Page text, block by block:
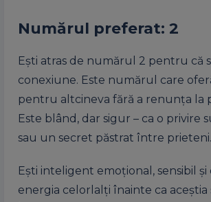
Numărul preferat: 2
Ești atras de numărul 2 pentru că
conexiune. Este numărul care
pentru altcineva fără a renunța la
Este blând, dar sigur – ca o privire
sau un secret păstrat între prieteni.
Ești inteligent emoțional, sensibil
energia celorlalți înainte ca aceștia